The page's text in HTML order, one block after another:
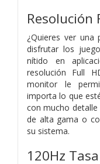
Resolución
¿Quieres ver una
disfrutar los
nítido en
resolución Full
monitor le
importa lo que
con mucho detalle
de alta gama o
su sistema.
120Hz